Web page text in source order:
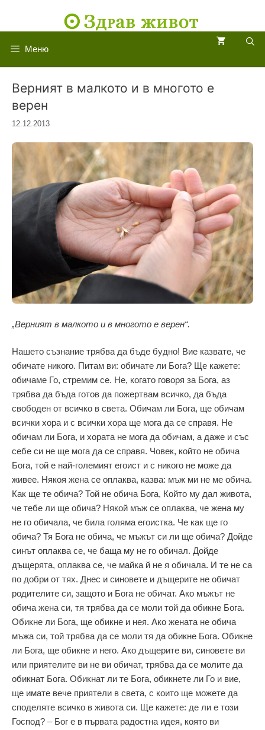
Меню
Верният в малкото и в многото е
верен
12.12.2013
„Верният в малкото и в многото е верен“.
Нашето съзнание трябва да бъде будно! Вие казвате, че
обичате никого. Питам ви: обичате ли Бога? Ще кажете:
обичаме Го, стремим се. Не, когато говоря за Бога, аз
трябва да бъда готов да пожертвам всичко, да бъда
свободен от всичко в света. Обичам ли Бога, ще обичам
всички хора и с всички хора ще мога да се справя. Не
обичам ли Бога, и хората не мога да обичам, а даже и със
себе си не ще мога да се справя. Човек, който не обича
Бога, той е най-големият егоист и с никого не може да
живее. Някоя жена се оплаква, казва: мъж ми не ме обича.
Как ще те обича? Той не обича Бога, Който му дал живота,
че тебе ли ще обича? Някой мъж се оплаква, че жена му
не го обичала, че била голяма егоистка. Че как ще го
обича? Тя Бога не обича, че мъжът си ли ще обича? Дойде
синът оплаква се, че баща му не го обичал. Дойде
дъщерята, оплаква се, че майка й не я обичала. И те не са
по добри от тях. Днес и синовете и дъщерите не обичат
родителите си, защото и Бога не обичат. Ако мъжът не
обича жена си, тя трябва да се моли той да обикне Бога.
Обикне ли Бога, ще обикне и нея. Ако жената не обича
мъжа си, той трябва да се моли тя да обикне Бога. Обикне
ли Бога, ще обикне и него. Ако дъщерите ви, синовете ви
или приятелите ви не ви обичат, трябва да се молите да
обикнат Бога. Обикнат ли те Бога, обикнете ли Го и вие,
ще имате вече приятели в света, с които ще можете да
споделяте всичко в живота си. Ще кажете: де ли е този
Господ? – Бог е в първата радостна идея, която ви